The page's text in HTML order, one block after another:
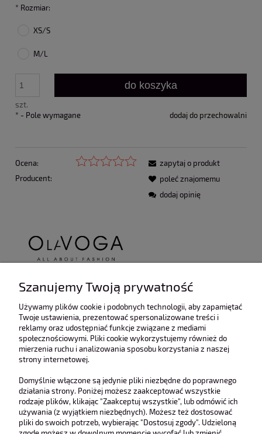
* Rozmiar:
XS/S
M/L
szt.
do koszyka
dodaj do przechowalni
* - Pole wymagane
Ocena:
Producent:
zapytaj o produkt
poleć znajomemu
dodaj opinię
Opis
Koszty dostawy
Cena nie zawiera ewentualnych kosztów płatności
Idealnie przylegający, casualowy kombinezon o prążkowanej
strukturze. Wykonany z wysokiej jakości materiału z domieszką
wiskozy. Góra zapinana na zamek z subtelnym logo marki
Szanujemy Twoją prywatność
Używamy plików cookie i podobnych technologii, aby zapamiętać
Twoje ustawienia, prezentować spersonalizowane treści i
reklamy oraz udostępniać funkcje związane z mediami
społecznościowymi. Pliki cookie wykorzystujemy również do
mierzenia ruchu i analizowania sposobu korzystania z naszej
strony internetowej.
Domyślnie włączone są jedynie pliki niezbędne do poprawnego
działania strony. Poniżej możesz zaakceptować wszystkie
rodzaje plików, klikając "Zaakceptuj wszystkie", lub odmówić ich
używania (z wyjątkiem niezbędnych). Możesz też dostosować
pliki do swoich potrzeb, wybierając "Dostosuj zgody". Udzieloną